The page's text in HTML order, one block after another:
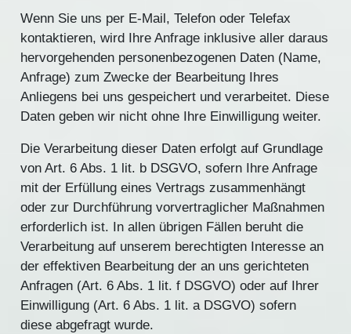
Wenn Sie uns per E-Mail, Telefon oder Telefax
kontaktieren, wird Ihre Anfrage inklusive aller daraus
hervorgehenden personenbezogenen Daten (Name,
Anfrage) zum Zwecke der Bearbeitung Ihres
Anliegens bei uns gespeichert und verarbeitet. Diese
Daten geben wir nicht ohne Ihre Einwilligung weiter.
Die Verarbeitung dieser Daten erfolgt auf Grundlage
von Art. 6 Abs. 1 lit. b DSGVO, sofern Ihre Anfrage
mit der Erfüllung eines Vertrags zusammenhängt
oder zur Durchführung vorvertraglicher Maßnahmen
erforderlich ist. In allen übrigen Fällen beruht die
Verarbeitung auf unserem berechtigten Interesse an
der effektiven Bearbeitung der an uns gerichteten
Anfragen (Art. 6 Abs. 1 lit. f DSGVO) oder auf Ihrer
Einwilligung (Art. 6 Abs. 1 lit. a DSGVO) sofern
diese abgefragt wurde.